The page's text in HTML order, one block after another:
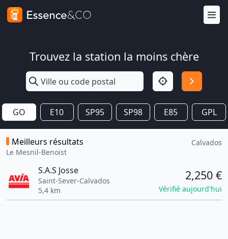
Trouvez la station la moins chère
GO E10 SP95 SP98 E85 GPL
Meilleurs résultats
Le Mesnil-Benoist
Calvados
S.A.S Josse
Saint-Sever-Calvados
5,4 km
2,250 €
Vérifié aujourd'hui